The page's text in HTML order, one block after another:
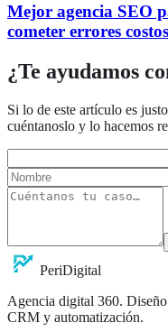
Mejor agencia SEO
cometer errores
¿Te ayudamos
Si lo de este artículo es
cuéntanoslo y lo hacemos
PeriDigital
Agencia digital 360.
CRM y automatización.